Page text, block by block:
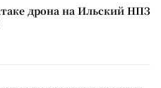
дрона на Ильский НПЗ